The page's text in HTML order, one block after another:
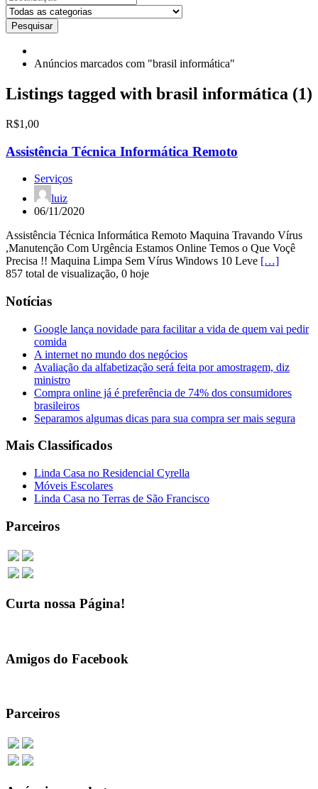
Pesquisar
Anúncios marcados com "brasil informática"
Listings tagged with brasil informática (1)
R$1,00
Assistência Técnica Informática Remoto
Serviços
luiz
06/11/2020
Assistência Técnica Informática Remoto Maquina Travando Vírus
,Manutenção Com Urgência Estamos Online Temos o Que Voçê
Precisa !! Maquina Limpa Sem Vírus Windows 10 Leve […]
857 total de visualização, 0 hoje
Notícias
Google lança novidade para facilitar a vida de quem vai pedir
comida
A internet no mundo dos negócios
Avaliação da alfabetização será feita por amostragem, diz
ministro
Compra online já é preferência de 74% dos consumidores
brasileiros
Separamos algumas dicas para sua compra ser mais segura
Mais Classificados
Linda Casa no Residencial Cyrella
Móveis Escolares
Linda Casa no Terras de São Francisco
Parceiros
Curta nossa Página!
Amigos do Facebook
Parceiros